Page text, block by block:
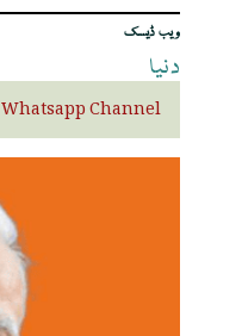
ویب ڈیسک
دنیا
Whatsapp Channel